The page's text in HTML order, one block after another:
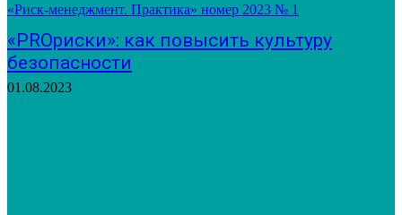
«Риск-менеджмент. Практика» номер 2023 № 1
«PROриски»: как повысить культуру
безопасности
01.08.2023